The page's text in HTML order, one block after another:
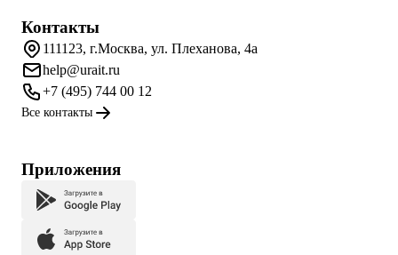
Контакты
111123, г.Москва, ул. Плеханова, 4а
help@urait.ru
+7 (495) 744 00 12
Все контакты
Приложения